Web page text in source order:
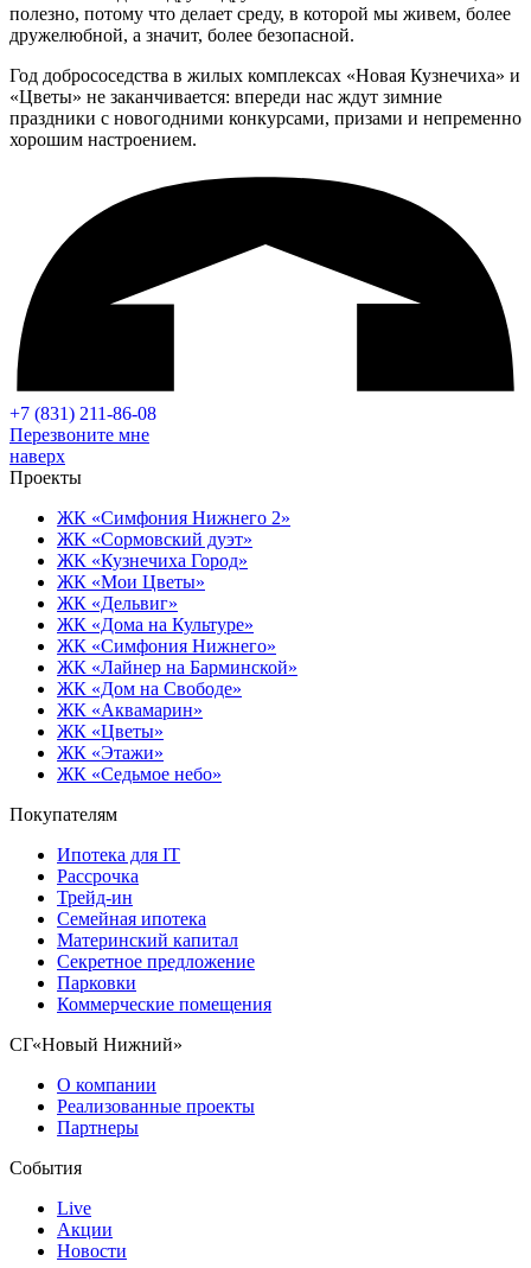
полезно, потому что делает среду, в которой мы живем, более
дружелюбной, а значит, более безопасной.
Год добрососедства в жилых комплексах «Новая Кузнечиха» и
«Цветы» не заканчивается: впереди нас ждут зимние
праздники с новогодними конкурсами, призами и непременно
хорошим настроением.
+7 (831) 211-86-08
Перезвоните мне
наверх
Проекты
ЖК «Симфония Нижнего 2»
ЖК «Сормовский дуэт»
ЖК «Кузнечиха Город»
ЖК «Мои Цветы»
ЖК «Дельвиг»
ЖК «Дома на Культуре»
ЖК «Симфония Нижнего»
ЖК «Лайнер на Барминской»
ЖК «Дом на Свободе»
ЖК «Аквамарин»
ЖК «Цветы»
ЖК «Этажи»
ЖК «Седьмое небо»
Покупателям
Ипотека для IT
Рассрочка
Трейд-ин
Семейная ипотека
Материнский капитал
Секретное предложение
Парковки
Коммерческие помещения
СГ«Новый Нижний»
О компании
Реализованные проекты
Партнеры
События
Live
Акции
Новости